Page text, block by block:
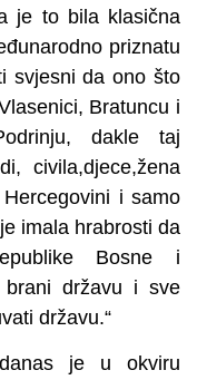
je to bila klasična
priznatu
svjesni da ono što
Bratuncu i
dakle taj
civila,djece,žena
i samo
imala hrabrosti da
Bosne i
državu i sve
državu.“
je u okviru